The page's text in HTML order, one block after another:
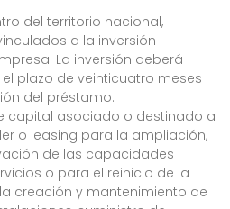
del territorio nacional,
a la inversión
La inversión deberá
plazo de veinticuatro meses
del préstamo.
capital asociado o destinado a
o leasing para la ampliación,
de las capacidades
o para el reinicio de la
creación y mantenimiento de